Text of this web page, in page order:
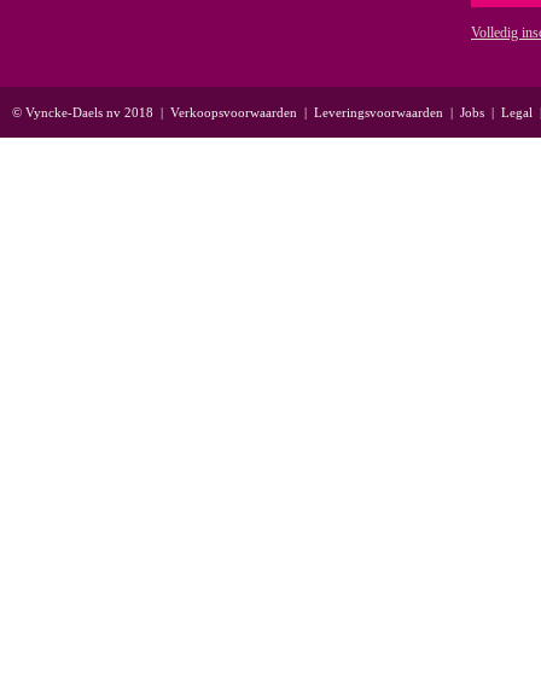
Volledig
© Vyncke-Daels nv 2018 | Verkoopsvoorwaarden | Leveringsvoorwaarden | Jobs | Legal